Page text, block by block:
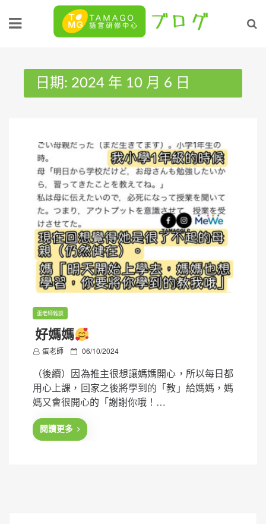
日期: 2024 年 10 月 6 日
蛋老師雜談
好媽媽
蛋老師
P
s
e
d
06/10/2024
（後續）因為推主很想讓媽媽開心，所以每日都
用心上課，回家之後將學到的「教」給媽媽，媽
媽又會很開心的「謝謝你哦！…
閱讀更多